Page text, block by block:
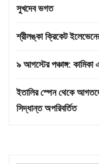
সুখদেব ভগত
শ্রীলঙ্কা ক্রিকেট
৯ আগস্টের পঞ্চাঙ্গ:
ইতালির স্পেন থেকে
সিদ্ধান্ত অপরিবর্তিত